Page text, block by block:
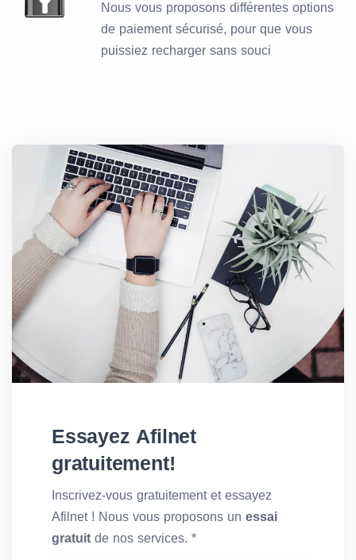
Nous vous proposons différentes options
de paiement sécurisé, pour que vous
puissiez recharger sans souci
Essayez Afilnet
gratuitement!
Inscrivez-vous gratuitement et essayez
Afilnet ! Nous vous proposons un essai
gratuit de nos services. *